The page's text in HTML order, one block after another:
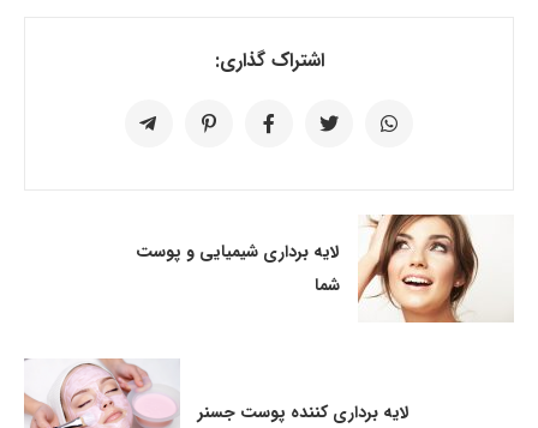
اشتراک گذاری:
لایه برداری شیمیایی و پوست
شما
لایه برداری کننده پوست جسنر